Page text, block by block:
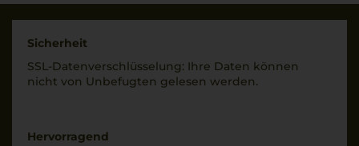
Trinktemperatur
10 °C
Geschmack
Sicherheit
SSL-Daten­verschlüs­selung: Ihre Daten können
nicht von Unbe­fugten gelesen werden.
Hervorragend